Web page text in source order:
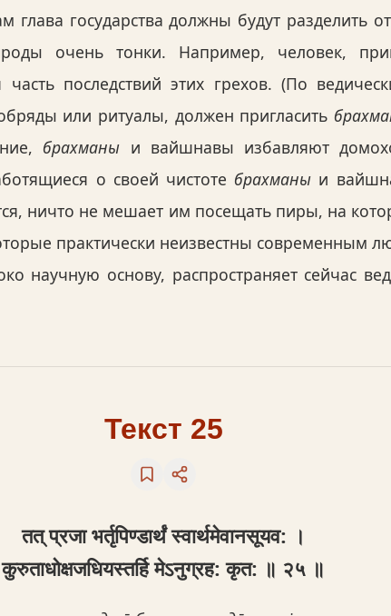
государства должны будут разделить
очень тонки. Например, человек,
последствий этих грехов. (По
или ритуалы, должен пригласить
брахманы и вайшнавы избавляют
о своей чистоте брахманы и
ничто не мешает им посещать пиры, на
практически неизвестны современным
основу, распространяет сейчас
Текст 25
तत् प्रजा भर्तृपिण्डार्थं स्वार्थमेवानसूयव: ।
कुरुताधोक्षजधियस्तर्हि मेऽनुग्रह: कृत: ॥ २५ ॥